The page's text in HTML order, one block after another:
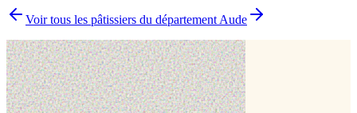
Comment comparer plusieurs pâtissiers en une fois ?
Voir tous les pâtissiers du département Aude